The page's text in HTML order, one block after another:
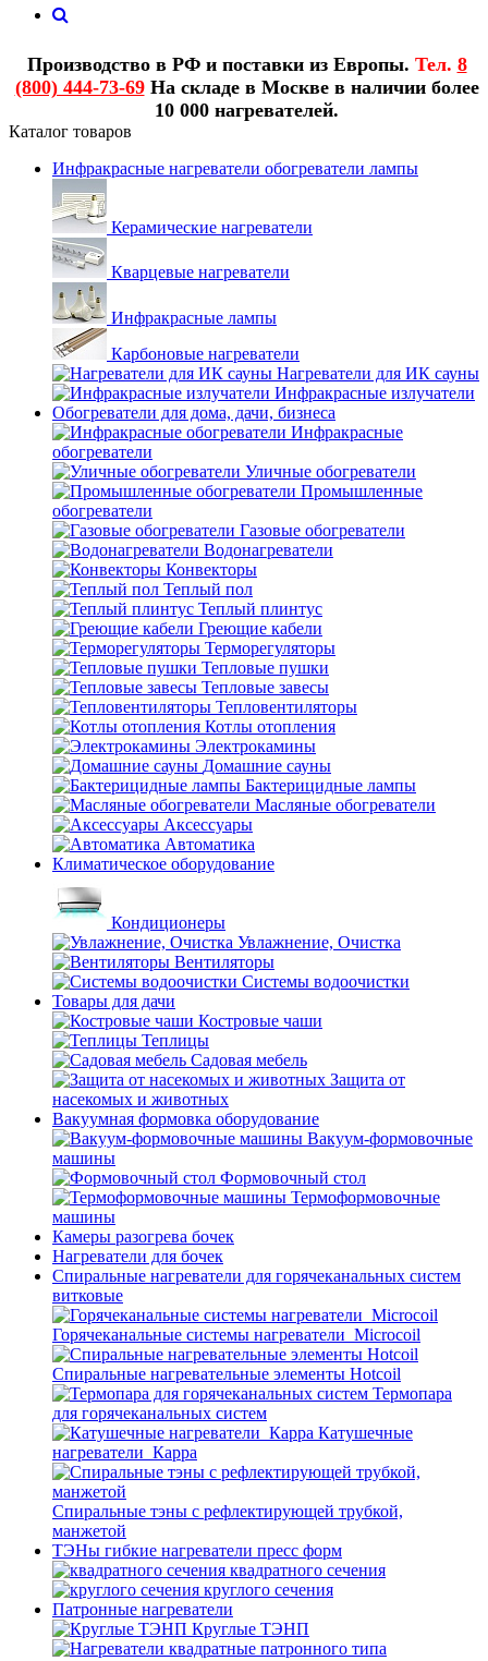
Производство в РФ и поставки из Европы. Тел. 8
(800) 444-73-69На складе в Москве в наличии более
10 000 нагревателей.
Каталог товаров
Инфракрасные нагреватели обогреватели лампы
Керамические нагреватели
Кварцевые нагреватели
Инфракрасные лампы
Карбоновые нагреватели
Нагреватели для ИК сауны
Инфракрасные излучатели
Обогреватели для дома, дачи, бизнеса
Инфракрасные
обогреватели
Уличные обогреватели
Промышленные
обогреватели
Газовые обогреватели
Водонагреватели
Конвекторы
Теплый пол
Теплый плинтус
Греющие кабели
Терморегуляторы
Тепловые пушки
Тепловые завесы
Тепловентиляторы
Котлы отопления
Электрокамины
Домашние сауны
Бактерицидные лампы
Масляные обогреватели
Аксессуары
Автоматика
Климатическое оборудование
Кондиционеры
Увлажнение, Очистка
Вентиляторы
Системы водоочистки
Товары для дачи
Костровые чаши
Теплицы
Садовая мебель
Защита от
насекомых и животных
Вакуумная формовка оборудование
Вакуум-формовочные
машины
Формовочный стол
Термоформовочные
машины
Камеры разогрева бочек
Нагреватели для бочек
Спиральные нагреватели для горячеканальных систем
витковые
Горячеканальные системы нагреватели_Microcoil
Спиральные нагревательные элементы Hotcoil
Термопара
для горячеканальных систем
Катушечные
нагреватели_Карра
Спиральные тэны с рефлектирующей трубкой,
манжетой
ТЭНы гибкие нагреватели пресс форм
квадратного сечения
круглого сечения
Патронные нагреватели
Круглые ТЭНП